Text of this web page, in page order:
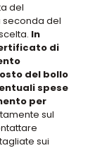
del
seconda del
In
di
del bollo
spese
per
sul
sui